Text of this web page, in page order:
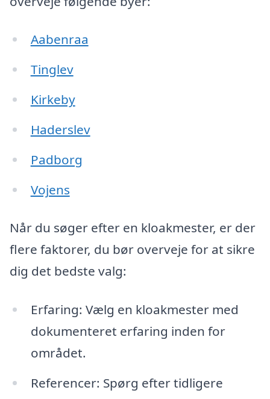
Aabenraa
Tinglev
Kirkeby
Haderslev
Padborg
Vojens
Når du søger efter en kloakmester, er der
flere faktorer, du bør overveje for at sikre
dig det bedste valg:
Erfaring: Vælg en kloakmester med
dokumenteret erfaring inden for
området.
Referencer: Spørg efter tidligere